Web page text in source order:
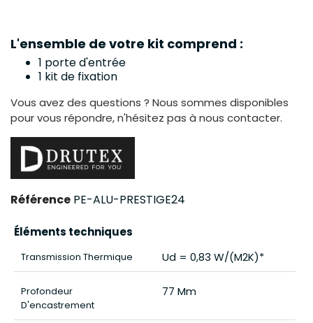
L'ensemble de votre kit comprend :
1 porte d'entrée
1 kit de fixation
Vous avez des questions ? Nous sommes disponibles
pour vous répondre, n'hésitez pas à nous contacter.
Référence PE-ALU-PRESTIGE24
Éléments techniques
Transmission Thermique Ud = 0,83 W/(m2K)*
Profondeur
D'encastrement
77 Mm